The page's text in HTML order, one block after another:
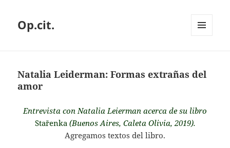
Op.cit.
Natalia Leiderman: Formas extrañas del
amor
Entrevista con Natalia Leierman acerca de su libro
Stařenka(Buenos Aires, Caleta Olivia, 2019).
Agregamos textos del libro.